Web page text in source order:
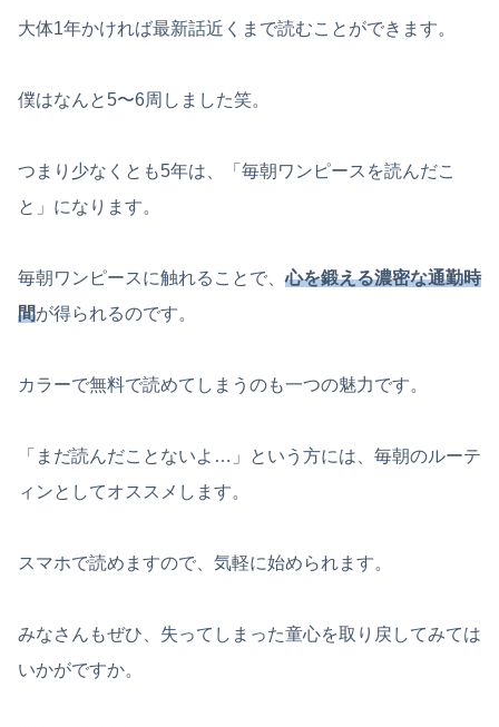
大体1年かければ最新話近くまで読むことができます。
僕はなんと5〜6周しました笑。
つまり少なくとも5年は、「毎朝ワンピースを読んだこ
と」になります。
毎朝ワンピースに触れることで、心を鍛える濃密な通勤時
間が得られるのです。
カラーで無料で読めてしまうのも一つの魅力です。
「まだ読んだことないよ…」という方には、毎朝のルーテ
ィンとしてオススメします。
スマホで読めますので、気軽に始められます。
みなさんもぜひ、失ってしまった童心を取り戻してみては
いかがですか。